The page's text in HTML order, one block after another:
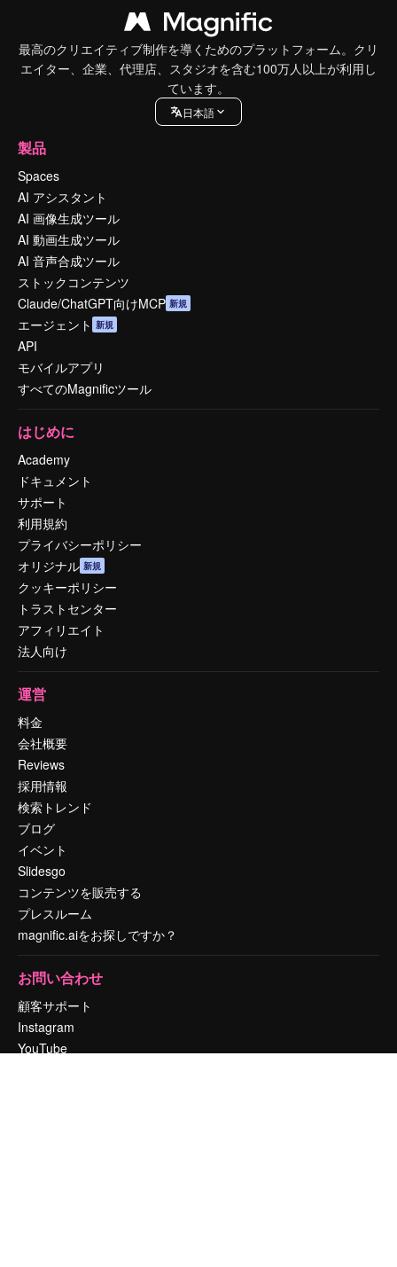
最高のクリエイティブ制作を導くためのプラットフォーム。クリ
エイター、企業、代理店、スタジオを含む100万人以上が利用し
ています。
日本語
製品
Spaces
AI アシスタント
AI 画像生成ツール
AI 動画生成ツール
AI 音声合成ツール
ストックコンテンツ
Claude/ChatGPT向けMCP 新規
エージェント 新規
API
モバイルアプリ
すべてのMagnificツール
はじめに
Academy
ドキュメント
サポート
利用規約
プライバシーポリシー
オリジナル 新規
クッキーポリシー
トラストセンター
アフィリエイト
法人向け
運営
料金
会社概要
Reviews
採用情報
検索トレンド
ブログ
イベント
Slidesgo
コンテンツを販売する
プレスルーム
magnific.aiをお探しですか？
お問い合わせ
顧客サポート
Instagram
YouTube